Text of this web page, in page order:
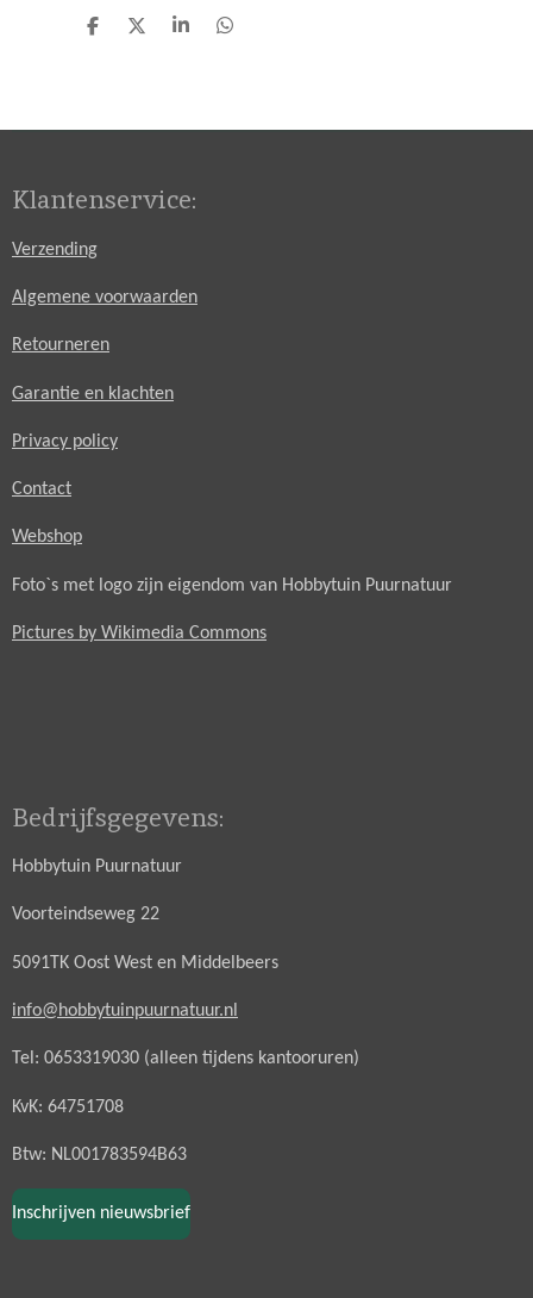
D
D
S
D
Klantenservice:
Verzending
Algemene voorwaarden
Retourneren
Garantie en klachten
Privacy policy
Contact
Webshop
Foto`s met logo zijn eigendom van Hobbytuin Puurnatuur
Pictures by Wikimedia Commons
Bedrijfsgegevens:
Hobbytuin Puurnatuur
Voorteindseweg 22
5091TK Oost West en Middelbeers
info@hobbytuinpuurnatuur.nl
Tel: 0653319030 (alleen tijdens kantooruren)
KvK: 64751708
Btw: NL001783594B63
Inschrijven nieuwsbrief